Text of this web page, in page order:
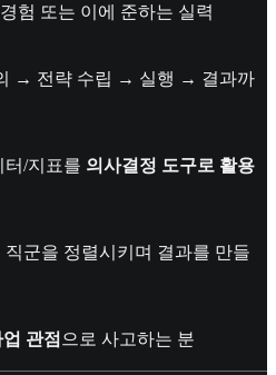
험 또는 이에 준하는 실력
→ 전략 수립 → 실행 → 결과까
터/지표를 의사결정 도구로 활용
직군을 정렬시키며 결과를 만들
관점 으로 사고하는 분